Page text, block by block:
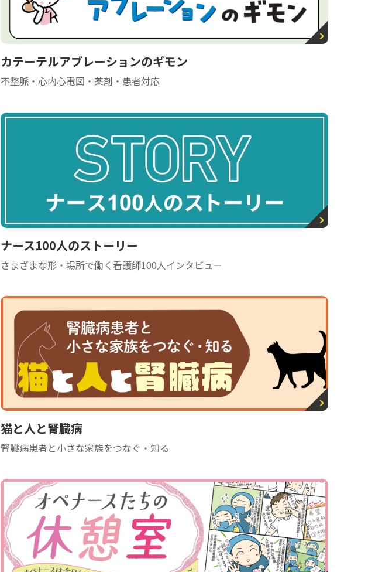
カテーテルアブレーションのギモン
不整脈・心内心電図・薬剤・患者対応
ナース100人のストーリー
さまざまな形・場所で働く看護師100人インタビュー
猫と人と腎臓病
腎臓病患者と小さな家族をつなぐ・知る